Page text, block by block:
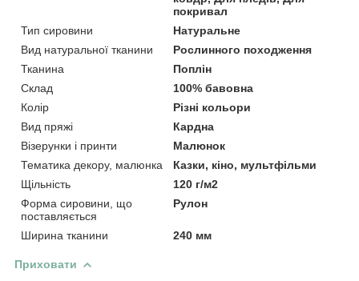
покривал
Тип сировини
Натуральне
Вид натуральної тканини
Рослинного походження
Тканина
Поплін
Склад
100% бавовна
Колір
Різні кольори
Вид пряжі
Кардна
Візерунки і принти
Малюнок
Тематика декору, малюнка
Казки, кіно, мультфільми
Щільність
120 г/м2
Форма сировини, що
поставляється
Рулон
Ширина тканини 240 мм
Приховати